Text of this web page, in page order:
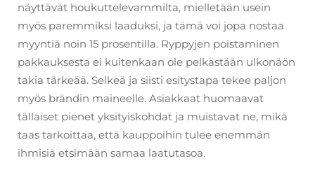
näyttävät houkuttelevammilta, mielletään usein
myös paremmiksi laaduksi, ja tämä voi jopa nostaa
myyntiä noin 15 prosentilla. Ryppyjen poistaminen
pakkauksesta ei kuitenkaan ole pelkästään ulkonäön
takia tärkeää. Selkeä ja siisti esitystapa tekee paljon
myös brändin maineelle. Asiakkaat huomaavat
tällaiset pienet yksityiskohdat ja muistavat ne, mikä
taas tarkoittaa, että kauppoihin tulee enemmän
ihmisiä etsimään samaa laatutasoa.